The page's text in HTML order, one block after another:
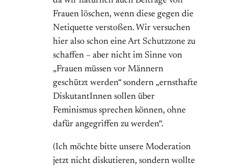
Frauen löschen, wenn diese gegen die
Netiquette verstoßen. Wir versuchen
hier also schon eine Art Schutzzone zu
schaffen – aber nicht im Sinne von
„Frauen müssen vor Männern
geschützt werden“ sondern „ernsthafte
DiskutantInnen sollen über
Feminismus sprechen können, ohne
dafür angegriffen zu werden“.
(Ich möchte bitte unsere Moderation
jetzt nicht diskutieren, sondern wollte